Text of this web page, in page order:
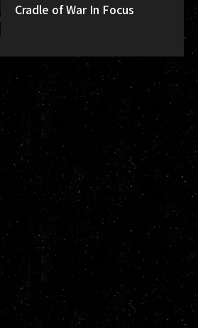
Cradle of War In Focus